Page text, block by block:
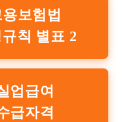
보험법
칙 별표 2
업급여
급자격